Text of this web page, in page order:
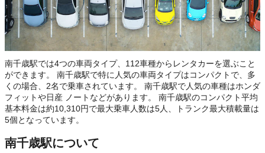
南千歳駅では4つの車両タイプ、112車種からレンタカーを選ぶこと
ができます。 南千歳駅で特に人気の車両タイプはコンパクトで、多
くの場合、2名で乗車されています。 南千歳駅で人気の車種はホンダ
フィットや日産 ノートなどがあります。 南千歳駅のコンパクト平均
基本料金は約10,310円で最大乗車人数は5人、トランク最大積載量は
5個となっています。
南千歳駅について